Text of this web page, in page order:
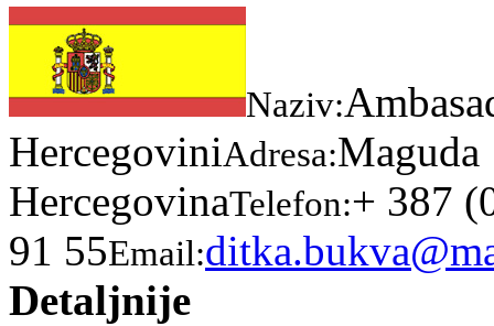
Naziv:
HercegoviniAdresa:Maguda
HercegovinaTelefon:+ 387
91 55Email:
Detaljnije